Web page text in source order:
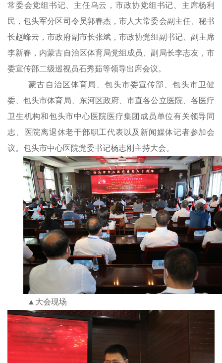
常委会党组书记、主任乌云，市政协党组书记、主席杨利
民，包头军分区司令员郭春杰，市人大常委会副主任、秘书
长赵峰云，市政府副市长张斌，市政协党组副书记、副主席
李新春，内蒙古自治区体育局党组成员、副局长李志友，市
委宣传部二级巡视员石秀茹等领导出席会议。
蒙古 自治区体育局、包头市委宣传部、包头市卫健
委、包头市体育局、东河区政府、市直各公立医院、各医疗
卫生机构和包头市中心医院医疗集团成员单位有关领导同
志、医院离退休老干部职工代表以及新闻媒体记者参加会
议。包头市中心医院党委书记杨志刚主持大会。
▲大会现场